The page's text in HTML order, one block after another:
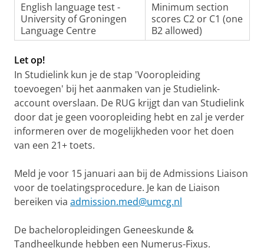
English language test -
University of Groningen
Language Centre
Minimum section
scores C2 or C1 (one
B2 allowed)
Let op!
In Studielink kun je de stap 'Vooropleiding
toevoegen' bij het aanmaken van je Studielink-
account overslaan. De RUG krijgt dan van Studielink
door dat je geen vooropleiding hebt en zal je verder
informeren over de mogelijkheden voor het doen
van een 21+ toets.
Meld je voor 15 januari aan bij de Admissions Liaison
voor de toelatingsprocedure. Je kan de Liaison
bereiken via admission.med@umcg.nl
De bacheloropleidingen Geneeskunde &
Tandheelkunde hebben een Numerus-Fixus.